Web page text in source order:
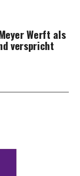
Werft als
ver­spricht